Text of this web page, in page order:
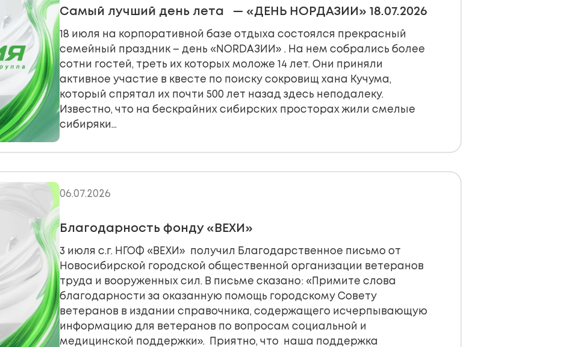
Самый лучший день лета — «ДЕНЬ НОРДАЗИИ» 18.07.2026
18 июля на корпоративной базе отдыха состоялся прекрасный
семейный праздник – день «NORDАЗИИ» . На нем собрались более
сотни гостей, треть их которых моложе 14 лет. Они приняли
активное участие в квесте по поиску сокровищ хана Кучума,
который спрятал их почти 500 лет назад здесь неподалеку.
Известно, что на бескрайних сибирских просторах жили смелые
сибиряки…
06.07.2026
Благодарность фонду «ВЕХИ»
3 июля с.г. НГОФ «ВЕХИ» получил Благодарственное письмо от
Новосибирской городской общественной организации ветеранов
труда и вооруженных сил. В письме сказано: «Примите слова
благодарности за оказанную помощь городскому Совету
ветеранов в издании справочника, содержащего исчерпывающую
информацию для ветеранов по вопросам социальной и
медицинской поддержки». Приятно, что наша поддержка